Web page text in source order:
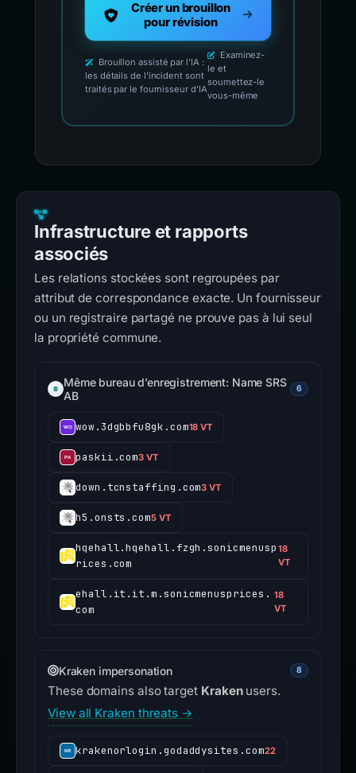
Créer un brouillon
pour révision
Brouillon assisté par l'IA :
les détails de l'incident sont
traités par le fournisseur d'IA
Examinez-
le et
soumettez-le
vous-même
Infrastructure et rapports
associés
Les relations stockées sont regroupées par
attribut de correspondance exacte. Un fournisseur
ou un registraire partagé ne prouve pas à lui seul
la propriété commune.
Même bureau d’enregistrement: Name SRS
AB
6
wow.3dgbbfu8gk.com18 VT
paskii.com3 VT
down.tcnstaffing.com3 VT
h5.onsts.com5 VT
hqehall.hqehall.fzgh.sonicmenusp
rices.com
18
VT
ehall.it.it.m.sonicmenusprices.
com
18
VT
Kraken impersonation 8
These domains also target Krakenusers.
View all Kraken threats →
krakenorlogin.godaddysites.com22